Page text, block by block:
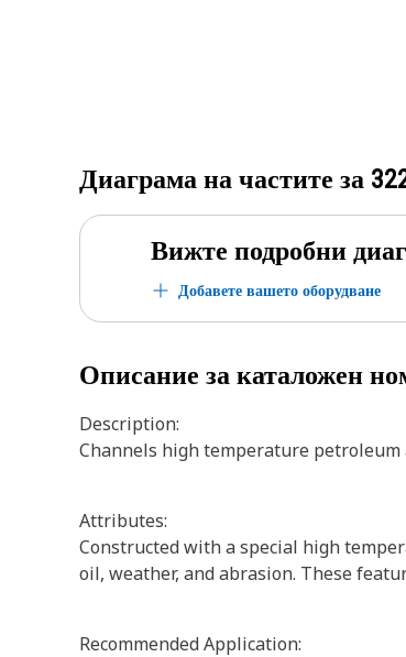
Диаграма на частите за
Вижте подробни
Добавете вашето оборудване
Описание за каталожен
Description:
Channels high temperature
Attributes:
Constructed with a special high
oil, weather, and abrasion. These
Recommended Application: